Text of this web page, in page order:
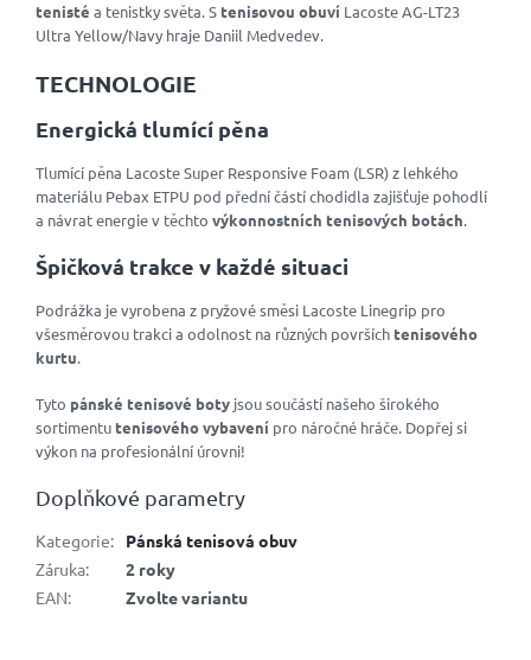
tenisté a tenistky světa. Stenisovou obuví Lacoste AG-LT23
Ultra Yellow/Navy hraje Daniil Medvedev.
TECHNOLOGIE
Energická tlumící pěna
Tlumící pěna Lacoste Super Responsive Foam (LSR) z lehkého
materiálu Pebax ETPU pod přední částí chodidla zajišťuje pohodlí
a návrat energie v těchto výkonnostních tenisových botách.
Špičková trakce v každé situaci
Podrážka je vyrobena z pryžové směsi Lacoste Linegrip pro
všesměrovou trakci a odolnost na různých površíchtenisového
kurtu.
Tyto pánské tenisové boty jsou součástí našeho širokého
sortimentutenisového vybavení pro náročné hráče. Dopřej si
výkon na profesionální úrovni!
Doplňkové parametry
Kategorie:
Pánská tenisová obuv
Záruka:
2 roky
EAN: Zvolte variantu